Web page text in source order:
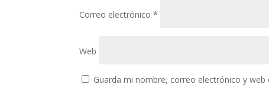
Correo electrónico*
Web
Guarda mi nombre, correo electrónico y